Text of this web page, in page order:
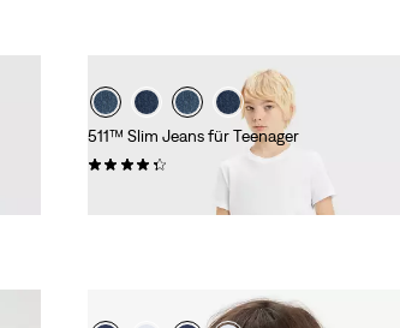
511™ Slim Jeans für Teenager